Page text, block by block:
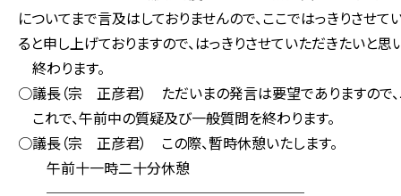
についてまで言及はしておりませんので、ここではっきりさせ
ると申し上げておりますので、はっきりさせていただきたいと思
終わります。
○議長（宗 正彦君） ただいまの発言は要望でありますので
これで、午前中の質疑及び一般質問を終わります。
○議長（宗 正彦君） この際、暫時休憩いたします。
午前十一時二十分休憩